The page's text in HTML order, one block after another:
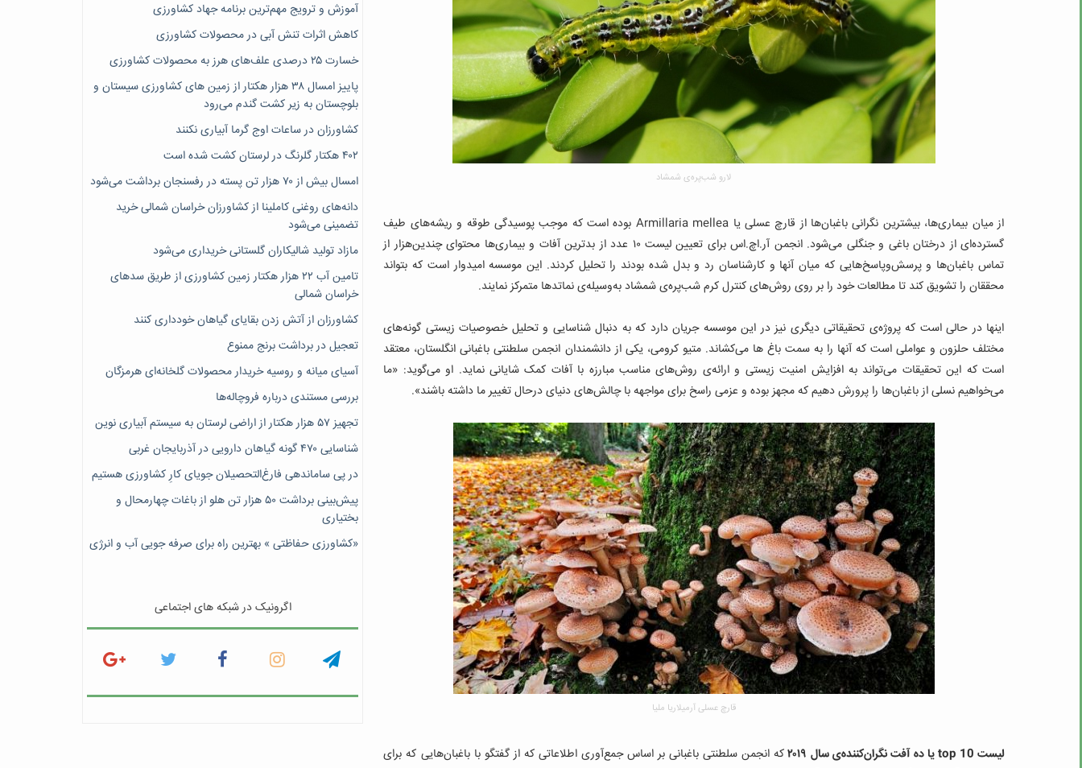
لارو شب‌پره‌ی شمشاد
از میان بیماری‌ها، بیشترین نگرانی باغبان‌ها از قارچ عسلی یا Armillaria mellea بوده است که موجب پوسیدگی طوقه و ریشه‌های طیف
گسترده‌ای از درختان باغی و جنگلی می‌شود. انجمن آر.اچ.‌اس برای تعیین لیست ۱۰ عدد از بدترین آفات و بیماری‌ها محتوای چندین‌هزار از
تماس باغبان‌ها و پرسش‌وپاسخ‌هایی که میان آنها و کارشناسان رد و بدل شده بودند را تحلیل کردند. این موسسه امیدوار است که بتواند
محققان را تشویق کند تا مطالعات خود را بر روی روش‌های کنترل کرم شب‌پره‌ی شمشاد به‌وسیله‌ی نماتدها متمرکز نمایند.
اینها در حالی است که پروژه‌ی تحقیقاتی دیگری نیز در این موسسه جریان دارد که به دنبال شناسایی و تحلیل خصوصیات زیستی گونه‌های
مختلف حلزون‌ و عواملی است که آنها را به سمت باغ ها می‌کشاند. متیو کرومی، یکی از دانشمندان انجمن سلطنتی باغبانی انگلستان، معتقد
است که این تحقیقات می‌تواند به افزایش امنیت زیستی و ارائه‌ی روش‌های مناسب مبارزه با آفات کمک شایانی نماید. او می‌گوید: «ما
می‌خواهیم نسلی از باغبان‌ها را پرورش دهیم که مجهز بوده و عزمی راسخ برای مواجهه با چالش‌های دنیای درحال تغییر ما داشته باشند».
قارچ عسلی آرمیلاریا ملیا
لیست top 10یا ده آفت نگران‌کننده‌ی سال ۲۰۱۹
که انجمن سلطنتی باغبانی بر اساس جمع‌آوری اطلاعاتی که از گفتگو با باغبان‌هایی که برای
آموزش و ترویج مهم‌ترین برنامه جهاد کشاورزی
کاهش اثرات تنش آبی در محصولات کشاورزی
خسارت ۲۵ درصدی علف‌های هرز به محصولات کشاورزی
پاییز امسال ۳۸ هزار هکتار از زمین های کشاورزی سیستان و
بلوچستان به زیر کشت گندم می‌رود
کشاورزان در ساعات اوج گرما آبیاری نکنند
۴۰۲ هکتار گلرنگ در لرستان کشت شده است
امسال بیش از ۷۰ هزار تن پسته در رفسنجان برداشت می‌شود
دانه‌های روغنی کاملینا از کشاورزان خراسان شمالی خرید
تضمینی می‌شود
مازاد تولید شالیکاران گلستانی خریداری می‌شود
تامین آب ۲۲ هزار هکتار زمین کشاورزی از طریق سدهای
خراسان شمالی
کشاورزان از آتش زدن بقایای گیاهان خودداری کنند
تعجیل در برداشت برنج ممنوع
آسیای میانه و روسیه خریدار محصولات گلخانه‌ای هرمزگان
بررسی مستندی درباره فروچاله‌ها
تجهیز ۵۷ هزار هکتار از اراضی لرستان به سیستم آبیاری نوین
شناسایی ۴۷٠ گونه گیاهان دارویی در آذربایجان غربی
در پی ساماندهی فارغ‌التحصیلان جویای کارِ کشاورزی هستیم
پیش‎‌بینی برداشت ۵۰ هزار تن هلو از باغات چهارمحال و
بختیاری
«کشاورزی حفاظتی » بهترین راه برای صرفه جویی آب و انرژی
اگرونیک در شبکه های اجتماعی